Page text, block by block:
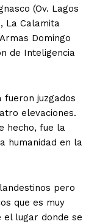
(Ov. Lagos
La Calamita
Domingo
de Inteligencia
fueron juzgados
elevaciones.
hecho, fue la
humanidad en la
pero
que es muy
el lugar donde se